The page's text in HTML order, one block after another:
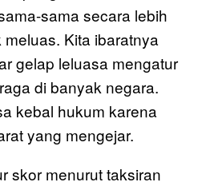
sama secara lebih
Kita ibaratnya
gelap leluasa mengatur
di banyak negara.
kebal hukum karena
yang mengejar.
skor menurut taksiran